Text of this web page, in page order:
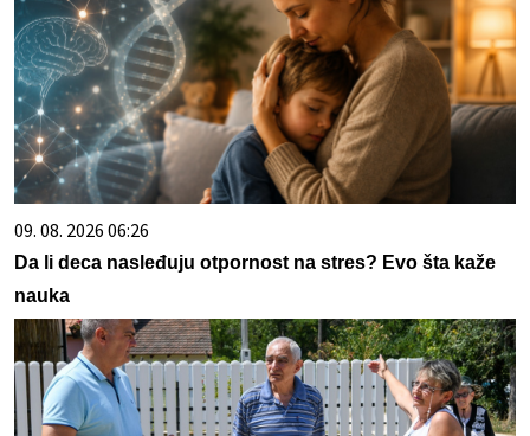
09. 08. 2026 06:26
Da li deca nasleđuju otpornost na stres? Evo šta kaže
nauka